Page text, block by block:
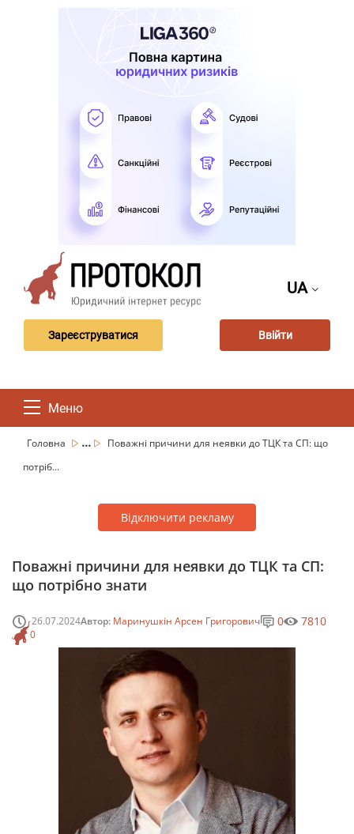
UA
Зареєструватися Ввійти
Меню
Головна ...
Поважні причини для неявки до ТЦК та СП: що
потріб...
Відключити рекламу
Поважні причини для неявки до ТЦК та СП:
що потрібно знати
26.07.2024Автор: Маринушкін Арсен Григорович
0
0 7810